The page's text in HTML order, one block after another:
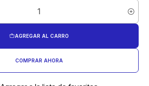
AGREGAR AL CARRO
COMPRAR AHORA